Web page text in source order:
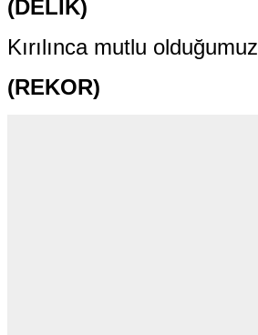
(DELİK)
Kırılınca mutlu
(REKOR)